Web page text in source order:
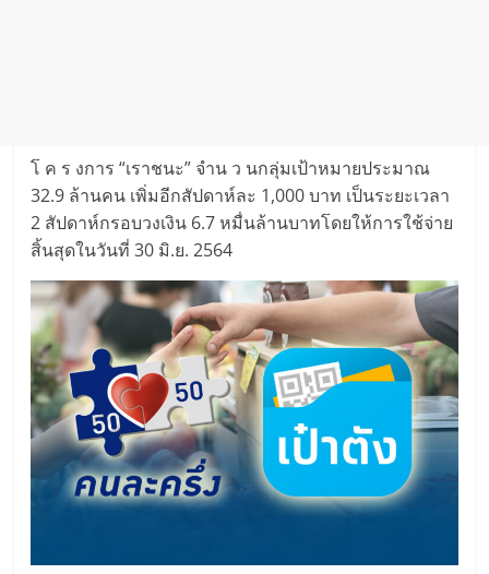
โ ค ร งการ “เราชนะ” จำ​น ว นกลุ่​มเป้าหมาย​ประมาณ
32.9 ล้านค​น เพิ่มอีกสัป​ดาห์ละ 1,000 บาท เ​ป็นระยะเ​วลา
2 ​สั​ปดาห์​กรอบวงเงิน 6.7 หมื่นล้านบา​ทโดยให้กา​รใช้​จ่า​ย
สิ้นสุดใ​นวั​นที่ 30 มิ.ย. 2564